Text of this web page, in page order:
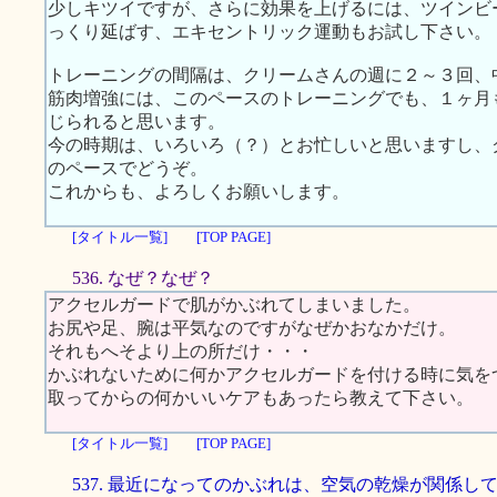
少しキツイですが、さらに効果を上げるには、ツイン
っくり延ばす、エキセントリック運動もお試し下さい。
トレーニングの間隔は、クリームさんの週に２～３回
筋肉増強には、このペースのトレーニングでも、１ヶ
じられると思います。
今の時期は、いろいろ（？）とお忙しいと思いますし
のペースでどうぞ。
これからも、よろしくお願いします。
[タイトル一覧] [TOP PAGE]
536. なぜ？なぜ？
アクセルガードで肌がかぶれてしまいました。
お尻や足、腕は平気なのですがなぜかおなかだけ。
それもへそより上の所だけ・・・
かぶれないために何かアクセルガードを付ける時に気
取ってからの何かいいケアもあったら教えて下さい。
[タイトル一覧] [TOP PAGE]
537. 最近になってのかぶれは、空気の乾燥が関係し